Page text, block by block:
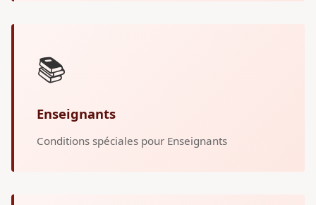
📚
Enseignants
Conditions spéciales pour Enseignants